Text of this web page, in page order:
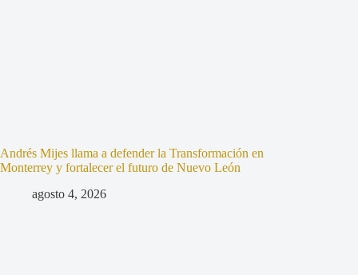
Andrés Mijes llama a defender la Transformación en
Monterrey y fortalecer el futuro de Nuevo León
agosto 4, 2026